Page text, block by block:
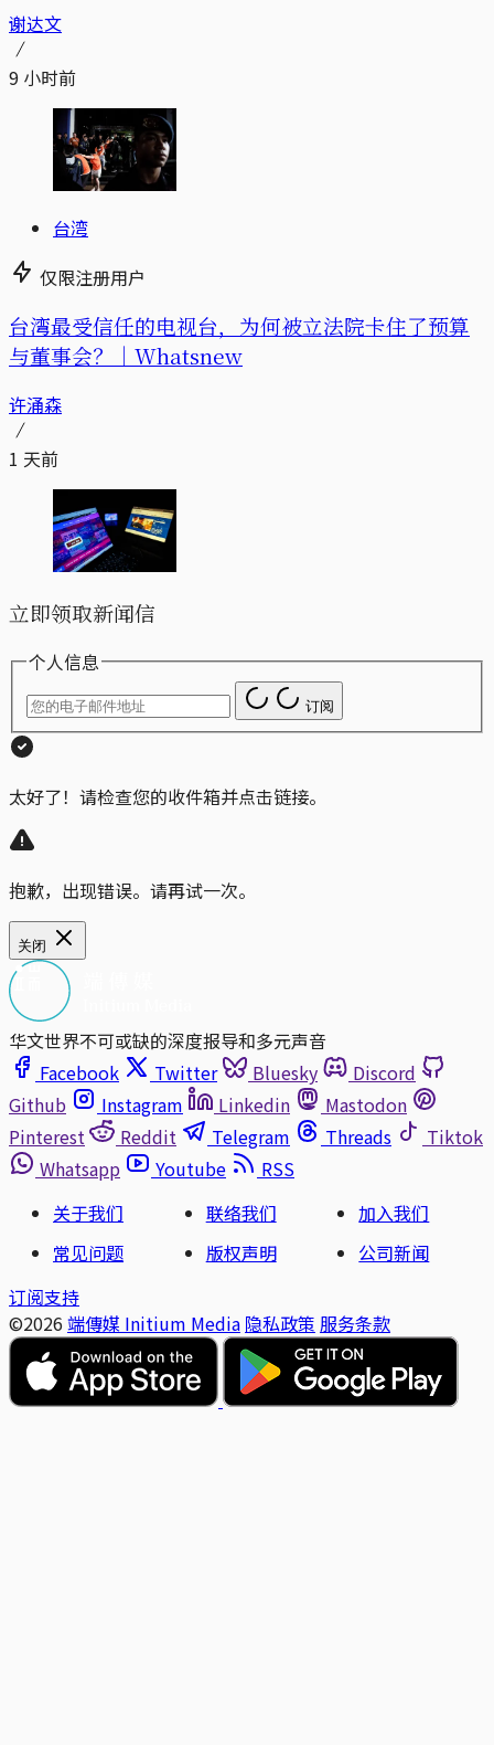
谢达文
9 小时前
台湾
仅限注册用户
台湾最受信任的电视台，为何被立法院卡住了预算
与董事会？｜Whatsnew
许涌森
1 天前
立即领取新闻信
个人信息
订阅
太好了！请检查您的收件箱并点击链接。
抱歉，出现错误。请再试一次。
关闭
华文世界不可或缺的深度报导和多元声音
Facebook
Twitter Bluesky
Discord
Github
Instagram Linkedin
Mastodon
Pinterest
Reddit Telegram Threads
Tiktok
Whatsapp
Youtube
RSS
关于我们
联络我们
加入我们
常见问题
版权声明
公司新闻
订阅支持
©2026 端傳媒 Initium Media 隐私政策 服务条款